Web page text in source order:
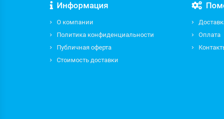
Информация
О компании
Политика конфиденциальности
Публичная оферта
Стоимость доставки
Оплата